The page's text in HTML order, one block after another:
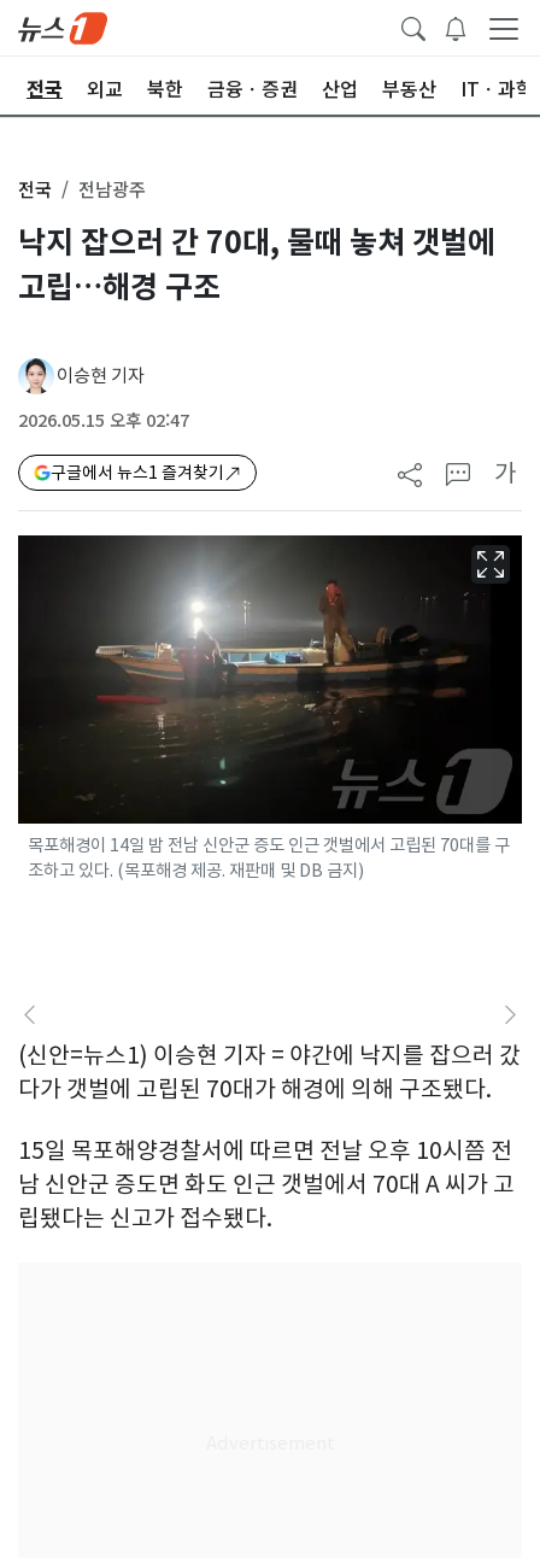
전국 외교 북한 금융ㆍ증권 산업 부동산 ITㆍ과학
전국 전남광주
낙지 잡으러 간 70대, 물때 놓쳐 갯벌에
고립…해경 구조
이승현 기자
2026.05.15 오후 02:47
구글에서 뉴스1 즐겨찾기 가
목포해경이 14일 밤 전남 신안군 증도 인근 갯벌에서 고립된 70대를 구
조하고 있다. (목포해경 제공. 재판매 및 DB 금지)
(신안=뉴스1) 이승현 기자 = 야간에 낙지를 잡으러 갔
다가 갯벌에 고립된 70대가 해경에 의해 구조됐다.
15일 목포해양경찰서에 따르면 전날 오후 10시쯤 전
남 신안군 증도면 화도 인근 갯벌에서 70대 A 씨가 고
립됐다는 신고가 접수됐다.